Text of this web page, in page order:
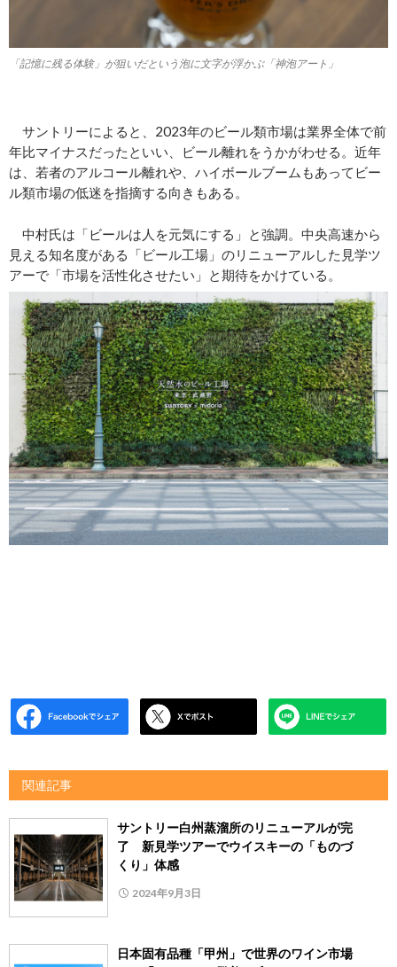
「記憶に残る体験」が狙いだという泡に文字が浮かぶ「神泡アート」
サントリーによると、2023年のビール類市場は業界全体で前
年比マイナスだったといい、ビール離れをうかがわせる。近年
は、若者のアルコール離れや、ハイボールブームもあってビー
ル類市場の低迷を指摘する向きもある。
中村氏は「ビールは人を元気にする」と強調。中央高速から
見える知名度がある「ビール工場」のリニューアルした見学ツ
アーで「市場を活性化させたい」と期待をかけている。
関連記事
サントリー白州蒸溜所のリニューアルが完
了 新見学ツアーでウイスキーの「ものづ
くり」体感
2024年9月3日
日本固有品種「甲州」で世界のワイン市場